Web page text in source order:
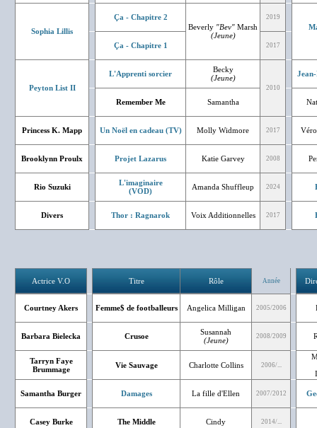
Sophia Lillis
Ça - Chapitre 2
Beverly "Bev" Marsh
(Jeune)
2019
Ça - Chapitre 1 2017
Peyton List II
L'Apprenti sorcier
Becky
(Jeune)
2010
Remember Me Samantha
Princess K. Mapp Un Noël en cadeau (TV) Molly Widmore 2017
Brooklynn Proulx Projet Lazarus Katie Garvey 2008
Rio Suzuki
L'imaginaire
(VOD)
Amanda Shuffleup 2024
Divers Thor : Ragnarok Voix Additionnelles 2017
Actrice V.O Titre Rôle Année
Courtney Akers Femme$ de footballeurs Angelica Milligan 2005/2006
Barbara Bielecka Crusoe
Susannah
(Jeune)
2008/2009
Tarryn Faye
Brummage
Vie Sauvage Charlotte Collins 2006/...
Samantha Burger Damages La fille d'Ellen 2007/2012
Casey Burke The Middle Cindy 2014/...